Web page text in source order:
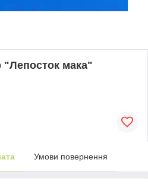
"Лепосток мака"
Умови повернення